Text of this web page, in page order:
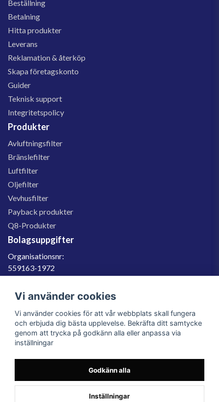
Beställning
Betalning
Hitta produkter
Leverans
Reklamation & återköp
Skapa företagskonto
Guider
Teknisk support
Integritetspolicy
Produkter
Avluftningsfilter
Bränslefilter
Luftfilter
Oljefilter
Vevhusfilter
Payback produkter
Q8-Produkter
Bolagsuppgifter
Organisationsnr:
559163-1972
SE559163197201
060-566 800
info@filter.se
559163-1972
© 2023 Filter.se, All rights reserved.
Vi använder cookies
Vi använder cookies för att vår webbplats skall fungera
och erbjuda dig bästa upplevelse. Bekräfta ditt samtycke
genom att trycka på godkänn alla eller anpassa via
inställningar
Godkänn alla
Inställningar